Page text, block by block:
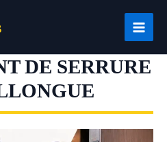
DE SERRURE